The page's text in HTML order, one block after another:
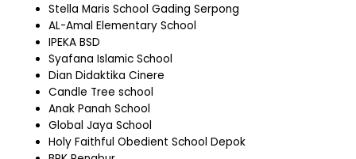
Stella Maris School Gading Serpong
AL-Amal Elementary School
IPEKA BSD
Syafana Islamic School
Dian Didaktika Cinere
Candle Tree school
Anak Panah School
Global Jaya School
Holy Faithful Obedient School Depok